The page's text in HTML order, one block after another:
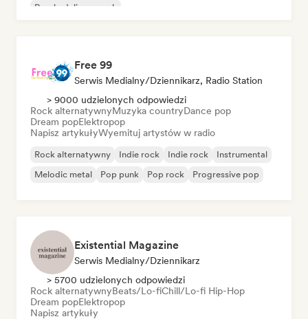
Psychedeliczny rock
Free 99
Serwis Medialny/Dziennikarz, Radio Station
> 9000 udzielonych odpowiedzi
Rock alternatywnyMuzyka countryDance pop
Dream popElektropop
Napisz artykułyWyemituj artystów w radio
Rock alternatywny Indie rock Indie rock
Instrumental
Melodic metal
Pop punk Pop rock Progressive pop
Existential Magazine
Serwis Medialny/Dziennikarz
> 5700 udzielonych odpowiedzi
Rock alternatywnyBeats/Lo-fiChill/Lo-fi Hip-Hop
Dream popElektropop
Napisz artykuły